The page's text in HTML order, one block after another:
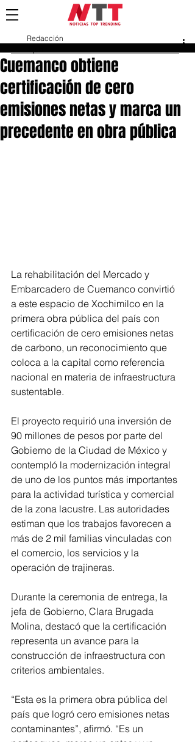
Cuemanco obtiene
certificación de cero
emisiones netas y marca un
precedente en obra pública
Redacción
La rehabilitación del Mercado y
Embarcadero de Cuemanco convirtió
a este espacio de Xochimilco en la
primera obra pública del país con
certificación de cero emisiones netas
de carbono, un reconocimiento que
coloca a la capital como referencia
nacional en materia de infraestructura
sustentable.
El proyecto requirió una inversión de
90 millones de pesos por parte del
Gobierno de la Ciudad de México y
contempló la modernización integral
de uno de los puntos más importantes
para la actividad turística y comercial
de la zona lacustre. Las autoridades
estiman que los trabajos favorecen a
más de 2 mil familias vinculadas con
el comercio, los servicios y la
operación de trajineras.
Durante la ceremonia de entrega, la
jefa de Gobierno, Clara Brugada
Molina, destacó que la certificación
representa un avance para la
construcción de infraestructura con
criterios ambientales.
“Esta es la primera obra pública del
país que logró cero emisiones netas
contaminantes”, afirmó. “Es un